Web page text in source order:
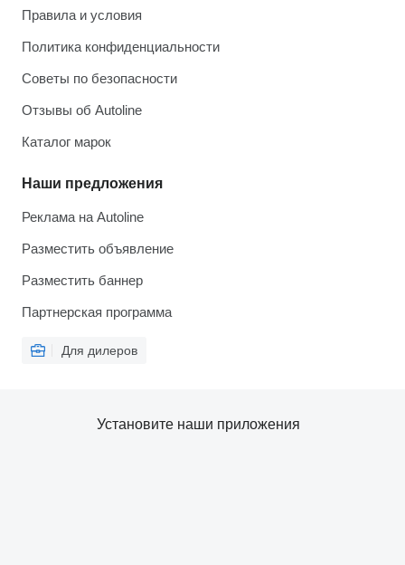
Правила и условия
Политика конфиденциальности
Советы по безопасности
Отзывы об Autoline
Каталог марок
Наши предложения
Реклама на Autoline
Разместить объявление
Разместить баннер
Партнерская программа
Для дилеров
Установите наши приложения